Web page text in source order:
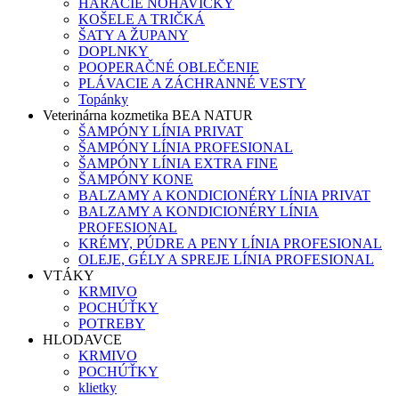
HÁRACIE NOHAVIČKY
KOŠELE A TRIČKÁ
ŠATY A ŽUPANY
DOPLNKY
POOPERAČNÉ OBLEČENIE
PLÁVACIE A ZÁCHRANNÉ VESTY
Topánky
Veterinárna kozmetika BEA NATUR
ŠAMPÓNY LÍNIA PRIVAT
ŠAMPÓNY LÍNIA PROFESIONAL
ŠAMPÓNY LÍNIA EXTRA FINE
ŠAMPÓNY KONE
BALZAMY A KONDICIONÉRY LÍNIA PRIVAT
BALZAMY A KONDICIONÉRY LÍNIA
PROFESIONAL
KRÉMY, PÚDRE A PENY LÍNIA PROFESIONAL
OLEJE, GÉLY A SPREJE LÍNIA PROFESIONAL
VTÁKY
KRMIVO
POCHÚŤKY
POTREBY
HLODAVCE
KRMIVO
POCHÚŤKY
klietky